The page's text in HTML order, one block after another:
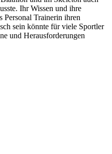
Ihr Wissen und ihre
Personal Trainerin ihren
sein könnte für viele Sportler
und Herausforderungen